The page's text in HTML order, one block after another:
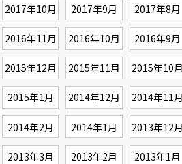
2017年10月 2017年9月 2017年8月
2016年11月 2016年10月 2016年9月
2015年12月 2015年11月 2015年10月
2015年1月 2014年12月 2014年11月
2014年2月 2014年1月 2013年12月
2013年3月 2013年2月 2013年1月